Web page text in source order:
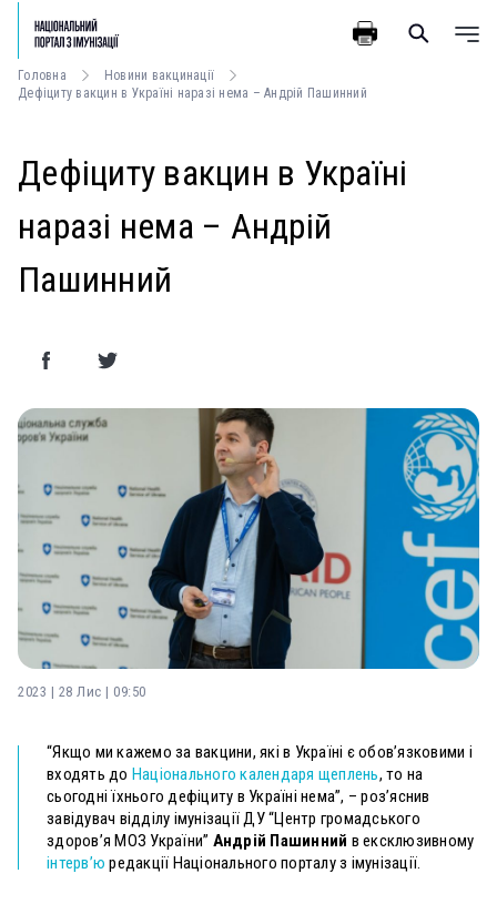
Головна
Новини вакцинації
Дефіциту вакцин в Україні наразі нема – Андрій Пашинний
Дефіциту вакцин в Україні
наразі нема – Андрій
Пашинний
2023 | 28 Лис | 09:50
“Якщо ми кажемо за вакцини, які в Україні є обов’язковими і
входять до Національного календаря щеплень, то на
сьогодні їхнього дефіциту в Україні нема”, – роз’яснив
завідувач відділу імунізації ДУ “Центр громадського
здоров’я МОЗ України” Андрій Пашинний в ексклюзивному
інтерв’ю редакції Національного порталу з імунізації.